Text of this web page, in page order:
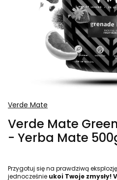
Verde Mate
Verde Mate
- Yerba Mate
Przygotuj się na prawdziwą
jednocześnie ukoi Twoje zmysły!